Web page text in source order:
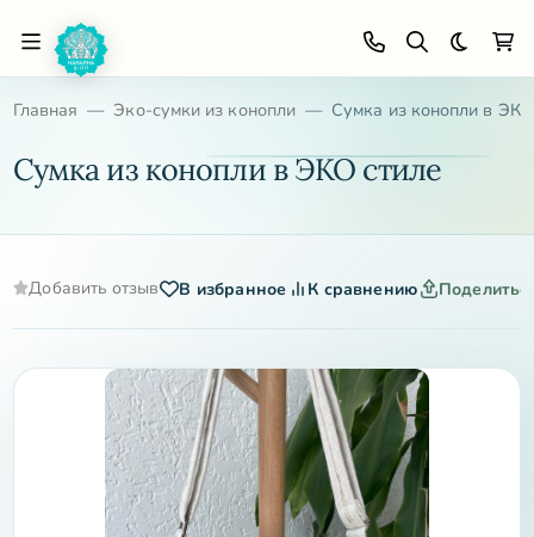
Темная
Главная Эко-сумки из конопли Сумка из конопли в
Сумка из конопли в ЭКО стиле
Добавить отзыв В избранное К сравнению